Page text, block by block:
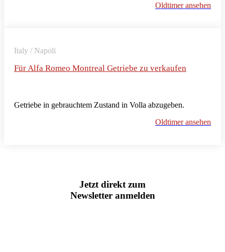
Oldtimer ansehen
Italy / Napoli
Für Alfa Romeo Montreal Getriebe zu verkaufen
Getriebe in gebrauchtem Zustand in Volla abzugeben.
Oldtimer ansehen
Jetzt direkt zum
Newsletter anmelden